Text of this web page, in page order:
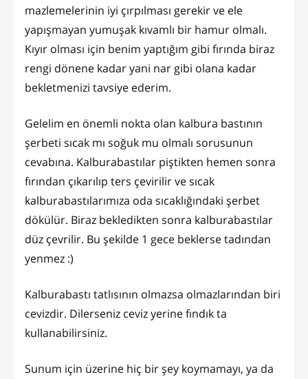
mazlemelerinin iyi çırpılması gerekir ve ele
yapışmayan yumuşak kıvamlı bir hamur olmalı.
Kıyır olması için benim yaptığım gibi fırında biraz
rengi dönene kadar yani nar gibi olana kadar
bekletmenizi tavsiye ederim.
Gelelim en önemli nokta olan kalbura bastının
şerbeti sıcak mı soğuk mu olmalı sorusunun
cevabına. Kalburabastılar piştikten hemen sonra
fırından çıkarılıp ters çevirilir ve sıcak
kalburabastılarımıza oda sıcaklığındaki şerbet
dökülür. Biraz bekledikten sonra kalburabastılar
düz çevrilir. Bu şekilde 1 gece beklerse tadından
yenmez :)
Kalburabastı tatlısının olmazsa olmazlarından biri
cevizdir. Dilerseniz ceviz yerine fındık ta
kullanabilirsiniz.
Sunum için üzerine hiç bir şey koymamayı, ya da